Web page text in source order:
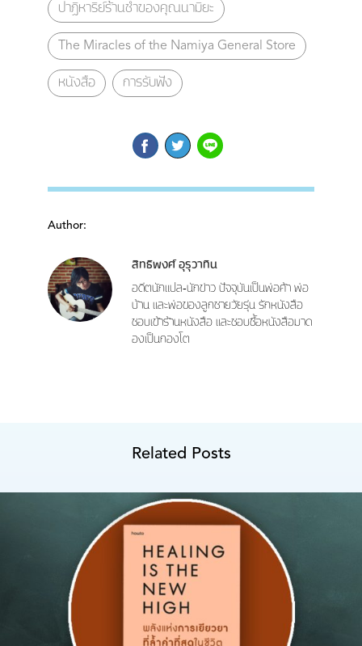
ปาฏิหาริย์ร้านชำของคุณนามิยะ
The Miracles of the Namiya General Store
หนังสือ การรับฟัง
Author:
สิทธิพงศ์ อุรุวาทิน
อดีตนักแปล-นักข่าว ปัจจุบันเป็นพ่อค้า พ่อ
บ้าน และพ่อของลูกชายวัยรุ่น รักหนังสือ
ชอบเข้าร้านหนังสือ และชอบซื้อหนังสือมาด
องเป็นกองโต
Related Posts